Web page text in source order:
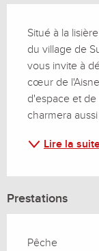
Situé à la
du village de
vous invite à
cœur de
d'espace et
charmera
Lire la
Prestations
Pêche